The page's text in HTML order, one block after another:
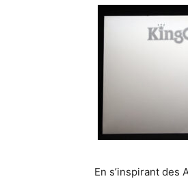
En s’inspirant des